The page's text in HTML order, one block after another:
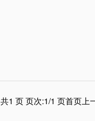
共1 页 页次:1/1 页首页上